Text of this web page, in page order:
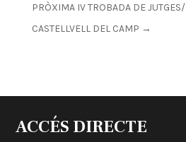
PRÒXIMA IV TROBADA DE
CASTELLVELL DEL CAMP →
ACCÉS DIRECTE